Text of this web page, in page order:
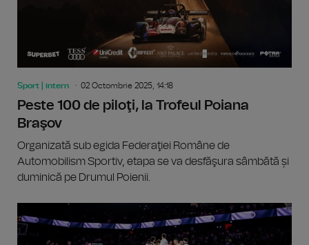
Sport | intern 02 Octombrie 2025, 14:18
Peste 100 de piloţi, la Trofeul Poiana
Braşov
Organizată sub egida Federaţiei Române de
Automobilism Sportiv, etapa se va desfăşura sâmbătă și
duminică pe Drumul Poienii.